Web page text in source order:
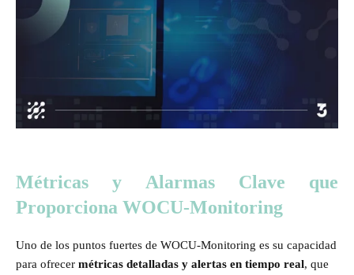
Métricas y Alarmas Clave que
Proporciona WOCU-Monitoring
Uno de los puntos fuertes de WOCU-Monitoring es su capacidad
para ofrecer métricas detalladas y alertas en tiempo real, que